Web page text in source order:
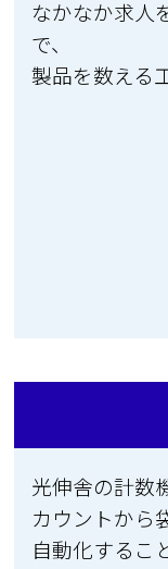
なかなか求人
で、
製品を数える
光伸舎の計数
カウントから
自動化するこ